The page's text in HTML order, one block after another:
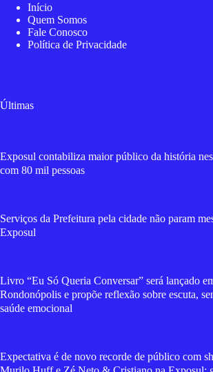
Início
Quem Somos
Fale Conosco
Política de Privacidade
Últimas
Exposul contabiliza maior público da história
com 80 mil pessoas
Serviços da Prefeitura pela cidade não param
Exposul
Livro “Eu Só Queria Conversar” será lançado
Rondonópolis e propõe reflexão sobre escuta,
saúde emocional
Expectativa é de novo recorde de público com